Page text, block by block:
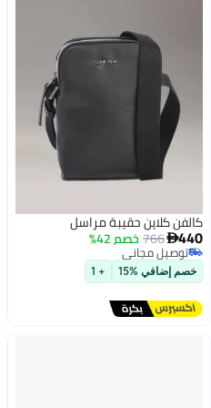
كالفن كلاين حقيبة مراسل
440
766خصم 42%
توصيل مجاني
توصيل مجاني
خصم إضافي %15 + 1